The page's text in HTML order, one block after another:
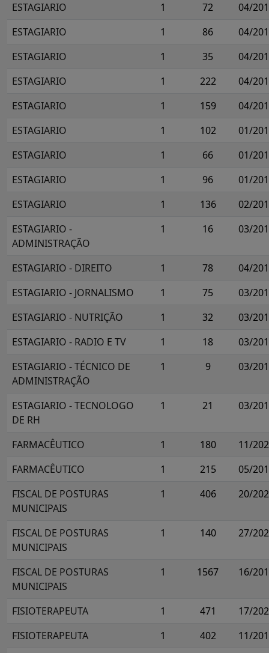
ESTAGIARIO 1 72
04/
ESTAGIARIO
1 86
04/
ESTAGIARIO
1 35
04/
ESTAGIARIO
1 222
04/
ESTAGIARIO
1 159
04/
ESTAGIARIO
1 102
01/
ESTAGIARIO
1 66
01/
ESTAGIARIO
1 96
01/
ESTAGIARIO
1 136
02/
ESTAGIARIO -
ADMINISTRAÇÃO
1 16 03/
ESTAGIARIO - DIREITO 1 78
04/
ESTAGIARIO - JORNALISMO
1 75
03/
ESTAGIARIO - NUTRIÇÃO
1 32
03/
ESTAGIARIO - RADIO E TV
1 18
03/
ESTAGIARIO - TÉCNICO DE
ADMINISTRAÇÃO
1 9 03/
ESTAGIARIO - TECNOLOGO
DE RH
1 21 03/
FARMACÊUTICO 1 180
11/
FARMACÊUTICO
1 215
05/
FISCAL DE POSTURAS
MUNICIPAIS
1 406 20/
FISCAL DE POSTURAS
MUNICIPAIS
1 140 27/
FISCAL DE POSTURAS
MUNICIPAIS
1 1567 16/
FISIOTERAPEUTA 1 471
17/
FISIOTERAPEUTA
1 402
11/